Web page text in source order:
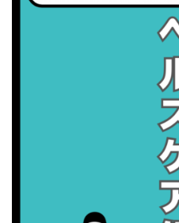
・健康増進普及月間
・職場の健康診断実施強化月間